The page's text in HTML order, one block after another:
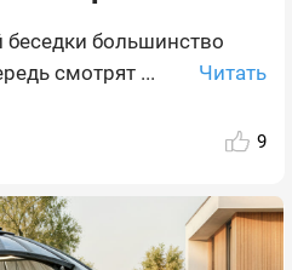
большинство
смотрят ...
Читать
9